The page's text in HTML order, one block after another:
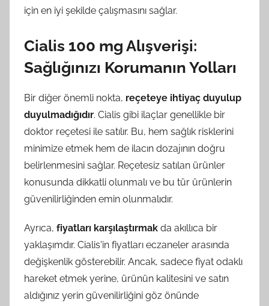
için en iyi şekilde çalışmasını sağlar.
Cialis 100 mg Alışverişi:
Sağlığınızı Korumanın Yolları
Bir diğer önemli nokta, reçeteye ihtiyaç duyulup
duyulmadığıdır. Cialis gibi ilaçlar genellikle bir
doktor reçetesi ile satılır. Bu, hem sağlık risklerini
minimize etmek hem de ilacın dozajının doğru
belirlenmesini sağlar. Reçetesiz satılan ürünler
konusunda dikkatli olunmalı ve bu tür ürünlerin
güvenilirliğinden emin olunmalıdır.
Ayrıca, fiyatları karşılaştırmak da akıllıca bir
yaklaşımdır. Cialis'in fiyatları eczaneler arasında
değişkenlik gösterebilir. Ancak, sadece fiyat odaklı
hareket etmek yerine, ürünün kalitesini ve satın
aldığınız yerin güvenilirliğini göz önünde